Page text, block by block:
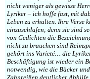
nicht weniger als gewisse
Lyriker – ich hoffe fast, mit
Leben zu erhalten. Ihre Verse
einzuschlafen; denn sie sind
von Gedichten die
nicht zu brauchen sind
gehört ins Varieté… die
Beschäftigung ist wieder ein
notwendig, wie die Bäcker
Zahnreißen deutlicher